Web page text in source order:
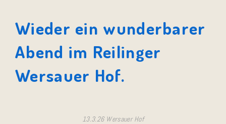
Wieder ein wunderbarer
Abend im Reilinger
Wersauer Hof.
13.3.26 Wersauer Hof